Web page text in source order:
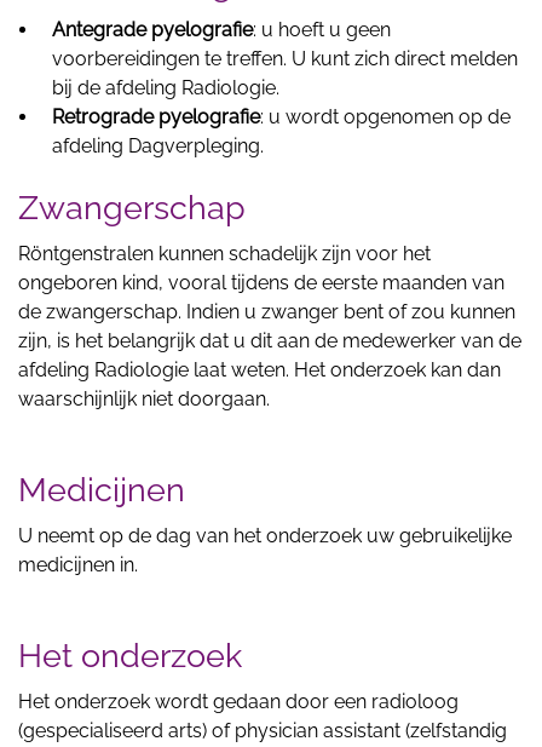
Antegrade pyelografie: u hoeft u geen
voorbereidingen te treffen. U kunt zich direct melden
bij de afdeling Radiologie.
Retrograde pyelografie: u wordt opgenomen op de
afdeling Dagverpleging.
Zwangerschap
Röntgenstralen kunnen schadelijk zijn voor het
ongeboren kind, vooral tijdens de eerste maanden van
de zwangerschap. Indien u zwanger bent of zou kunnen
zijn, is het belangrijk dat u dit aan de medewerker van de
afdeling Radiologie laat weten. Het onderzoek kan dan
waarschijnlijk niet doorgaan.
Medicijnen
U neemt op de dag van het onderzoek uw gebruikelijke
medicijnen in.
Het onderzoek
Het onderzoek wordt gedaan door een radioloog
(gespecialiseerd arts) of physician assistant (zelfstandig